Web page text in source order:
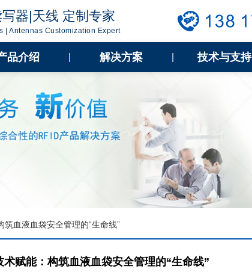
器|天线 定制专家
| Antennas Customization Expert
品介绍 解决方案 技术与支持
筑血液血袋安全管理的“生命线”
术赋能：构筑血液血袋安全管理的“生命线”